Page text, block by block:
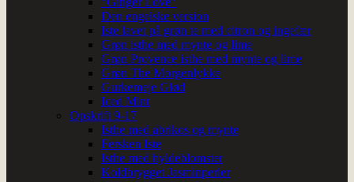
Den engelske version
Iste lavet på grøn te med citron og ingefær
Grøn isthe med mynte og lime
Grøn Provence isthe med mynte og lime
Grøn The Morgenlykke
Gurkemeje Glød
Iced Mint
Opskrift 9-17
Isthe med abrikos og mynte
Fersken Iste
Isthe med hyldeblomster
Koldbrygget Jasminperler